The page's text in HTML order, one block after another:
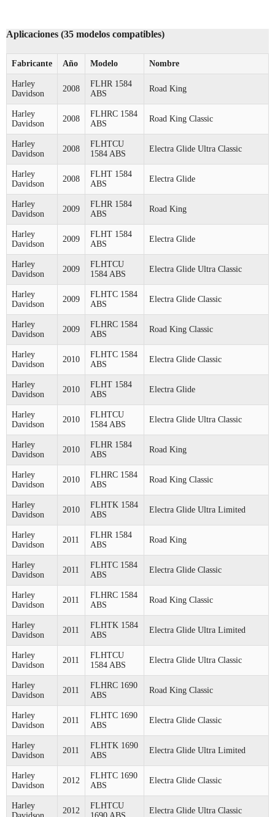
Aplicaciones (35 modelos compatibles)
Fabricante Año Modelo Nombre
Harley
Davidson
2008
FLHR 1584
ABS
Road King
Harley
Davidson
2008
FLHRC 1584
ABS
Road King Classic
Harley
Davidson
2008
FLHTCU
1584 ABS
Electra Glide Ultra Classic
Harley
Davidson
2008
FLHT 1584
ABS
Electra Glide
Harley
Davidson
2009
FLHR 1584
ABS
Road King
Harley
Davidson
2009
FLHT 1584
ABS
Electra Glide
Harley
Davidson
2009
FLHTCU
1584 ABS
Electra Glide Ultra Classic
Harley
Davidson
2009
FLHTC 1584
ABS
Electra Glide Classic
Harley
Davidson
2009
FLHRC 1584
ABS
Road King Classic
Harley
Davidson
2010
FLHTC 1584
ABS
Electra Glide Classic
Harley
Davidson
2010
FLHT 1584
ABS
Electra Glide
Harley
Davidson
2010
FLHTCU
1584 ABS
Electra Glide Ultra Classic
Harley
Davidson
2010
FLHR 1584
ABS
Road King
Harley
Davidson
2010
FLHRC 1584
ABS
Road King Classic
Harley
Davidson
2010
FLHTK 1584
ABS
Electra Glide Ultra Limited
Harley
Davidson
2011
FLHR 1584
ABS
Road King
Harley
Davidson
2011
FLHTC 1584
ABS
Electra Glide Classic
Harley
Davidson
2011
FLHRC 1584
ABS
Road King Classic
Harley
Davidson
2011
FLHTK 1584
ABS
Electra Glide Ultra Limited
Harley
Davidson
2011
FLHTCU
1584 ABS
Electra Glide Ultra Classic
Harley
Davidson
2011
FLHRC 1690
ABS
Road King Classic
Harley
Davidson
2011
FLHTC 1690
ABS
Electra Glide Classic
Harley
Davidson
2011
FLHTK 1690
ABS
Electra Glide Ultra Limited
Harley
Davidson
2012
FLHTC 1690
ABS
Electra Glide Classic
Harley
2012
FLHTCU
Electra Glide Ultra Classic